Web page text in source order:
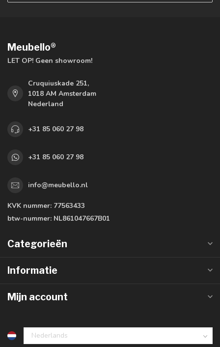
Meubello®
LET OP! Geen showroom!
Cruquiuskade 251,
1018 AM Amsterdam
Nederland
+31 85 060 27 98
+31 85 060 27 98
info@meubello.nl
KVK nummer: 77563433
btw-nummer: NL861047667B01
Categorieën
Informatie
Mijn account